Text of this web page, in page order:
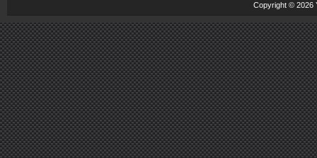
Copyright © 2026